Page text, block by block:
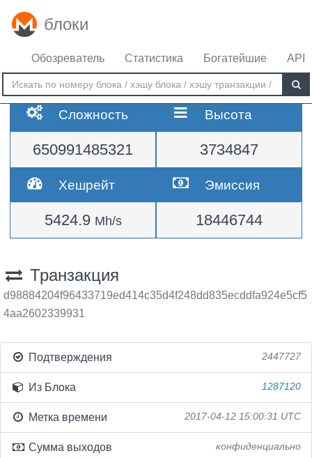
блоки
Обозреватель Статистика Богатейшие API
Сложность
650991485321
Высота
3734847
Хешрейт
5424.9 Mh/s
Эмиссия
18446744
Транзакция
d98884204f96433719ed414c35d4f248dd835ecddfa924e5cf5
4aa2602339931
Подтверждения 2447727
Из Блока 1287120
Метка времени 2017-04-12 15:00:31 UTC
Сумма выходов конфиденциально